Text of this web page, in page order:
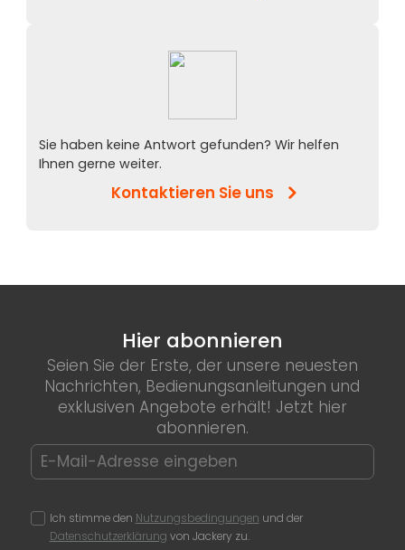
Sie haben keine Antwort gefunden? Wir helfen
Ihnen gerne weiter.
Kontaktieren Sie uns
Hier abonnieren
Seien Sie der Erste, der unsere neuesten
Nachrichten, Bedienungsanleitungen und
exklusiven Angebote erhält! Jetzt hier
abonnieren.
Ich stimme den Nutzungsbedingungen und der
Datenschutzerklärung von Jackery zu.